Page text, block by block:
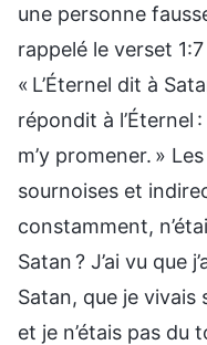
une personne
rappelé le verset
« L’Éternel dit à
répondit à l’Éternel
m’y promener. »
sournoises et
constamment,
Satan ? J’ai vu que
Satan, que je vivais
et je n’étais pas du